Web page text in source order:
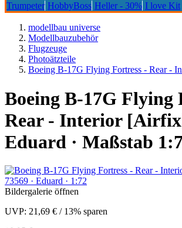
Trumpeter HobbyBoss Heller - 30% I love Kit
modellbau universe
Modellbauzubehör
Flugzeuge
Photoätzteile
Boeing B-17G Flying Fortress - Rear -
Boeing B-17G Flying
Rear - Interior
Eduard · Maßstab
Bildergalerie öffnen
UVP: 21,69 € / 13% sparen